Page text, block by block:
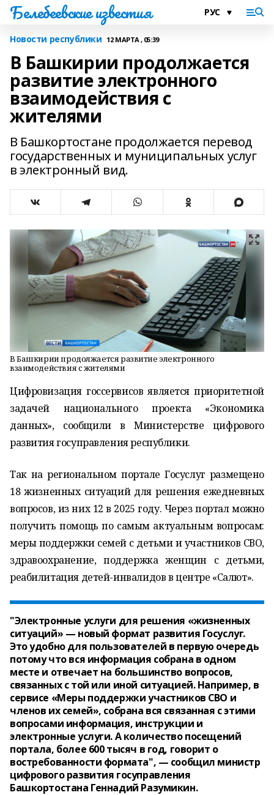
Белебеевские известия
Новости республики 12 МАРТА , 05:39
В Башкирии продолжается
развитие электронного
взаимодействия с
жителями
В Башкортостане продолжается перевод
государственных и муниципальных услуг
в электронный вид.
В Башкирии продолжается развитие электронного
взаимодействия с жителями
Цифровизация госсервисов является приоритетной
задачей национального проекта «Экономика
данных», сообщили в Министерстве цифрового
развития госуправления республики.
Так на региональном портале Госуслуг размещено
18 жизненных ситуаций для решения ежедневных
вопросов, из них 12 в 2025 году. Через портал можно
получить помощь по самым актуальным вопросам:
меры поддержки семей с детьми и участников СВО,
здравоохранение, поддержка женщин с детьми,
реабилитация детей-инвалидов в центре «Салют».
"Электронные услуги для решения «жизненных
ситуаций» — новый формат развития Госуслуг.
Это удобно для пользователей в первую очередь
потому что вся информация собрана в одном
месте и отвечает на большинство вопросов,
связанных с той или иной ситуацией. Например, в
сервисе «Меры поддержки участников СВО и
членов их семей», собрана вся связанная с этими
вопросами информация, инструкции и
электронные услуги. А количество посещений
портала, более 600 тысяч в год, говорит о
востребованности формата", — сообщил министр
цифрового развития госуправления
Башкортостана Геннадий Разумикин.